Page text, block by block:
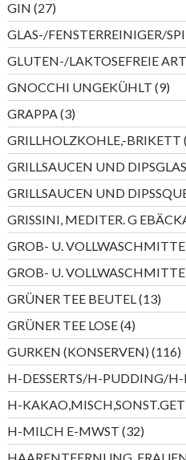
GIN 2727
Produkte
GLAS-/FENSTERREINIGER/
GLUTEN-/LAKTOSEFREIE
GNOCCHI UNGEKÜHLT 99
GRAPPA 33
Produkte
GRILLHOLZKOHLE,-BRIKETT
GRILLSAUCEN UND DIPSGLAS
GRILLSAUCEN UND
GRISSINI, MEDITER. G
GROB- U.
GROB- U.
GRÜNER TEE BEUTEL 1313
GRÜNER TEE LOSE 44
Produkte
GURKEN (KONSERVEN) 116
H-DESSERTS/H-PUDDING/
H-
H-MILCH E-MWST 3232